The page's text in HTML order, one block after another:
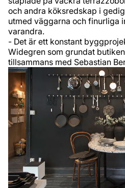
och andra köksredskap i
utmed väggarna och finurliga
varandra.
- Det är ett konstant
Widegren som grundat
tillsammans med Sebastian